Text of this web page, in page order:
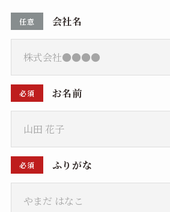
任意 会社名
必須 お名前
必須 ふりがな